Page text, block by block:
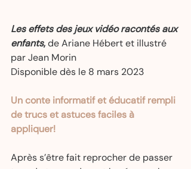
Les effets des jeux vidéo racontés aux
enfants, de Ariane Hébert et illustré
par Jean Morin
Disponible dès le 8 mars 2023
Un conte informatif et éducatif rempli
de trucs et astuces faciles à
appliquer!
Après s’être fait reprocher de passer